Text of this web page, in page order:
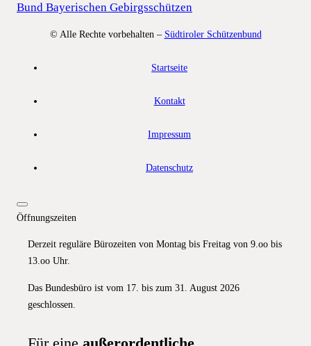
Bund Bayerischen Gebirgsschützen
© Alle Rechte vorbehalten – Südtiroler Schützenbund
Startseite
Kontakt
Impressum
Datenschutz
Öffnungszeiten
Derzeit reguläre Bürozeiten von Montag bis Freitag von 9.oo bis
13.oo Uhr.
Das Bundesbüro ist vom 17. bis zum 31. August 2026
geschlossen.